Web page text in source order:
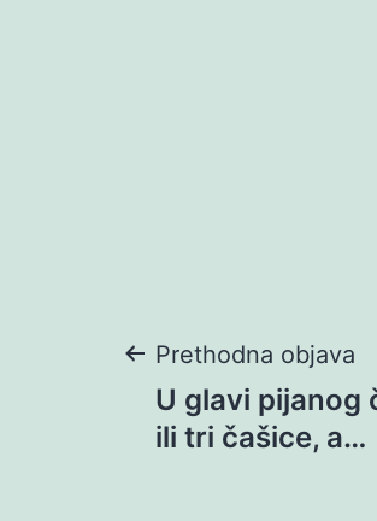
objava
Prethodna objava
U glavi pijanog
ili tri čašice, a…